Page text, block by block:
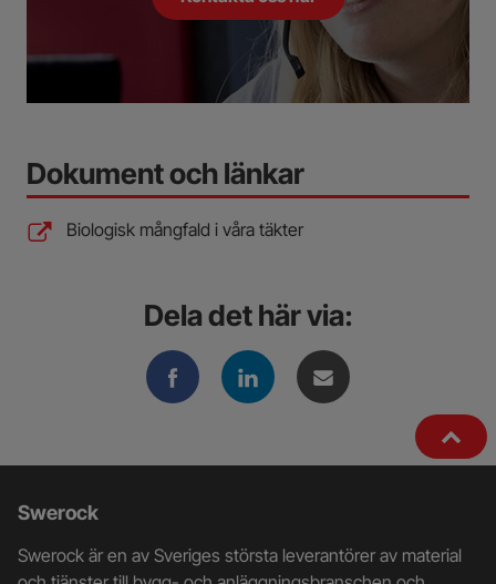
Dokument och länkar
Biologisk mångfald i våra täkter
Dela det här via:
Ytterligare
information
Swerock
Swerock är en av Sveriges största leverantörer av material